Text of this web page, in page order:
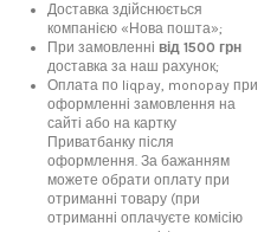
Доставка здійснюється
компанією «Нова пошта»;
При замовленні від 1500 грн
доставка за наш рахунок;
Оплата по liqpay, monopay при
оформленні замовлення на
сайті або на картку
Приватбанку після
оформлення. За бажанням
можете обрати оплату при
отриманні товару (при
отриманні оплачуєте комісію